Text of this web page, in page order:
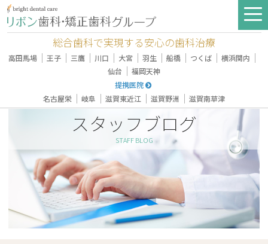
総合歯科で実現する安心の歯科治療
高田馬場 ｜ 王子 ｜ 三鷹 ｜ 川口 ｜ 大宮 ｜ 羽生 ｜ 船橋 ｜ つくば ｜ 横浜関内 ｜
仙台 ｜ 福岡天神
提携医院
名古屋栄 ｜ 岐阜 ｜ 滋賀東近江 ｜ 滋賀野洲 ｜ 滋賀南草津
スタッフブログ
STAFF BLOG